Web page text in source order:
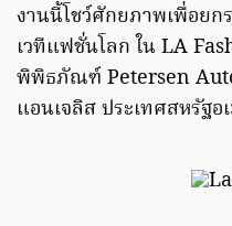
งานนี้โชว์ศักยภาพเพื่อยก
เวทีแฟชั่นโลก ใน LA
พิพิธภัณฑ์ Petersen
แอนเจลิส ประเทศสหรัฐอ